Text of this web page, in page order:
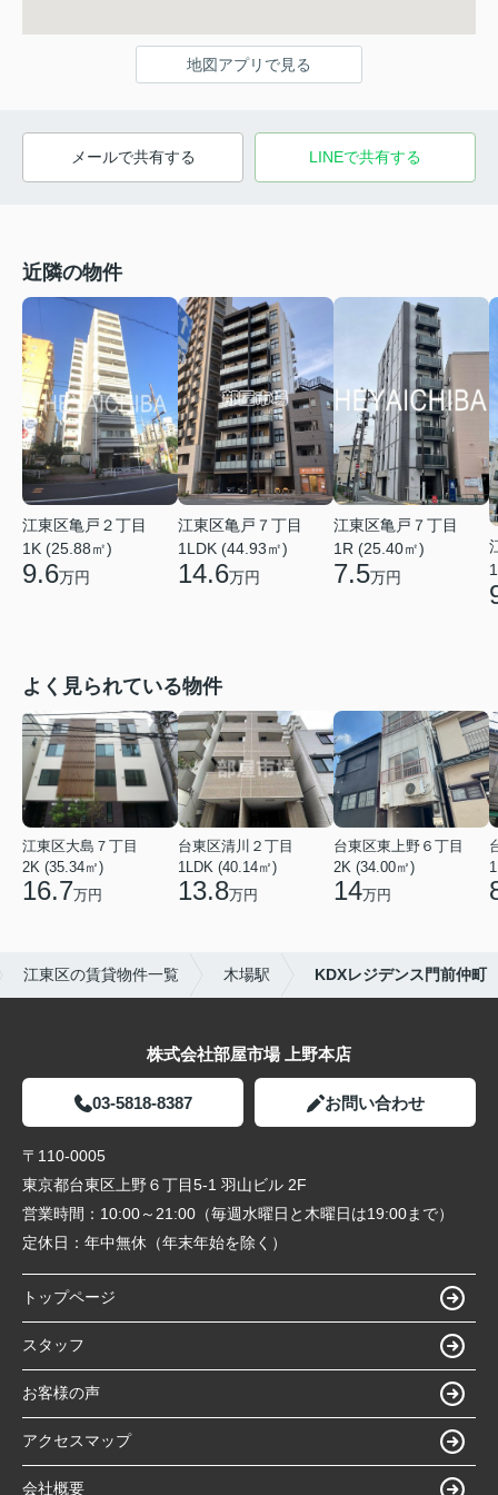
地図アプリで見る
メールで共有する LINEで共有する
近隣の物件
江東区亀戸２丁目
1K (25.88㎡)
9.6万円
江東区亀戸７丁目
1LDK (44.93㎡)
14.6万円
江東区亀戸７丁目
1R (25.40㎡)
7.5万円
よく見られている物件
江東区大島７丁目
2K (35.34㎡)
16.7万円
台東区清川２丁目
1LDK (40.14㎡)
13.8万円
台東区東上野６丁目
2K (34.00㎡)
14万円
江東区の賃貸物件一覧 木場駅 KDXレジデンス門前仲町
株式会社部屋市場 上野本店
03-5818-8387 お問い合わせ
〒110-0005
東京都台東区上野６丁目5-1 羽山ビル 2F
営業時間： 10:00～21:00（毎週水曜日と木曜日は19:00まで）
定休日： 年中無休（年末年始を除く）
トップページ
スタッフ
お客様の声
アクセスマップ
会社概要